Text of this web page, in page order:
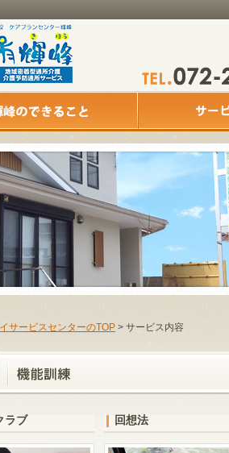
サービスセンターのTOP > サービス内容
ラブ 回想法